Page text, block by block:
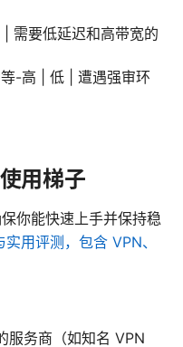
需要低延迟和高带宽的
-高 | 低 | 遭遇强审环
用梯子
你能快速上手并保持稳
用评测，包含 VPN、
服务商（如知名 VPN